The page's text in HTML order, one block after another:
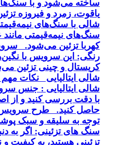
ساخته می‌شود و با
یاقوت، زمرد و فیروزه
شالی با سنگ‌های
سنگ‌های نیمه‌قیمتی
کهربا تزئین می‌شود.
رنگی: این سرویس با
کریستال و چینی تزئین
شالی ایتالیایی نکات
شالی ایتالیایی : جنس
با دقت بررسی کنید و از
حاصل کنید. طرح
توجه به سلیقه و سبک
سنگ های تزئینی: اگر به
تزئینی هستید، به کیفیت